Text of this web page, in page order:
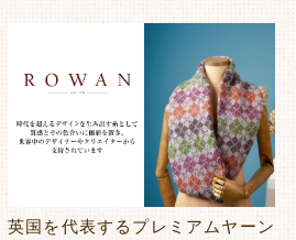
英国を代表するプレミアムヤーン